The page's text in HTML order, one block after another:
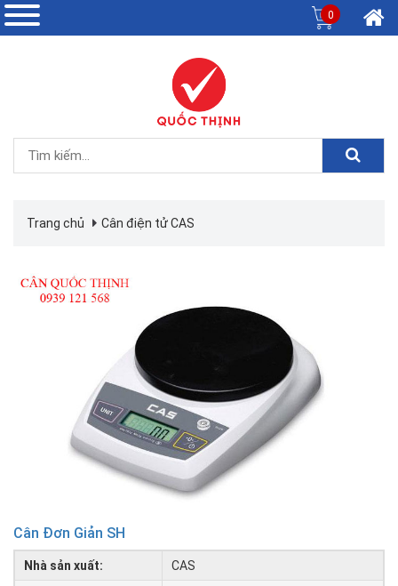
0
Trang chủ Cân điện tử CAS
Cân Đơn Giản SH
Nhà sản xuất: CAS